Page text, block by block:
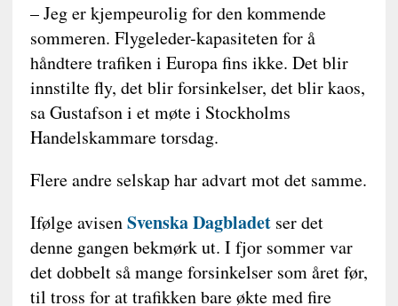
– Jeg er kjempeurolig for den kommende
sommeren. Flygeleder-kapasiteten for å
håndtere trafiken i Europa fins ikke. Det blir
innstilte fly, det blir forsinkelser, det blir kaos,
sa Gustafson i et møte i Stockholms
Handelskammare torsdag.
Flere andre selskap har advart mot det samme.
Ifølge avisenSvenska Dagbladetser det
denne gangen bekmørk ut. I fjor sommer var
det dobbelt så mange forsinkelser som året før,
til tross for at trafikken bare økte med fire